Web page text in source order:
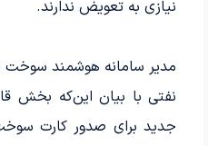
نیازی به تعویض ندارند.
مدیر سامانه هوشمند
نفتی با بیان این‌که بخش
جدید برای صدور کارت